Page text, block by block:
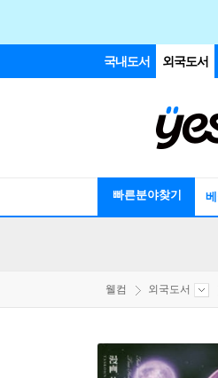
국내도서 외국도서
빠른분야찾기
웰컴 외국도서